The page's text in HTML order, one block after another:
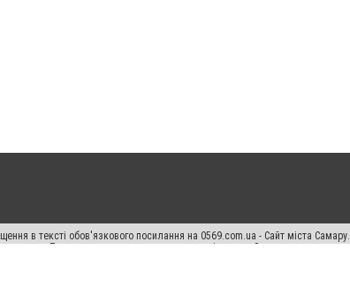
в тексті обов'язкового посилання на 0569.com.ua - Сайт міста
джерела. Порушення виняткових прав переслідується Законом.